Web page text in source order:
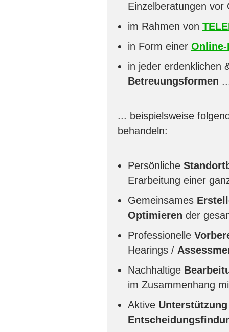
Einzelberatungen vor
im Rahmen von
in Form einer
in jeder erdenklichen
Betreuungsformen
... beispielsweise
behandeln:
Persönliche
Erarbeitung einer
Gemeinsames
Optimieren der
Professionelle
Hearings /
Nachhaltige
im Zusammenhang
Aktive